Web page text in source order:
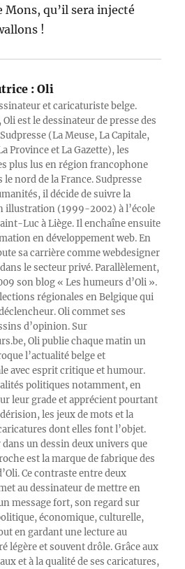
Mons, qu’il sera injecté
!
: Oli
et caricaturiste belge.
Oli est le dessinateur de presse des
(La Meuse, La Capitale,
Province et La Gazette), les
plus lus en région francophone
le nord de la France. Sudpresse
il décide de suivre la
illustration (1999-2002) à l’école
Luc à Liège. Il enchaîne ensuite
en développement web. En
sa carrière comme webdesigner
le secteur privé. Parallèlement,
son blog « Les humeurs d’Oli ».
régionales en Belgique qui
Oli commet ses
d’opinion. Sur
Oli publie chaque matin un
l’actualité belge et
avec esprit critique et humour.
politiques notamment, en
leur grade et apprécient pourtant
les jeux de mots et la
dont elles font l’objet.
un dessin deux univers que
est la marque de fabrique des
Ce contraste entre deux
au dessinateur de mettre en
message fort, son regard sur
économique, culturelle,
en gardant une lecture au
légère et souvent drôle. Grâce aux
et à la qualité de ses caricatures,